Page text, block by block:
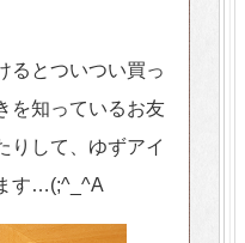
るとついつい買っ
を知っているお友
りして、ゆずアイ
す…(;^_^A